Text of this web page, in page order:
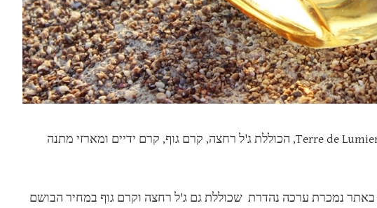
כמובן שיחד עם הבושם החדש הושקה סדרה שלמה בניחוח Terre de Lumiere, הכוללת ג'ל רחצה, קרם גוף, קרם ידיים ומארזי מתנה
ש"ח ל-50 מ"ל ו-389 ש"ח ל-90 מ"ל (כרגע באתר נמכרת ערכה נהדרת שכוללת גם ג'ל רחצה וקרם גוף במחיר הבושם